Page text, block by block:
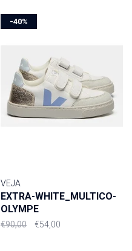
-40%
VEJA
EXTRA-WHITE_MULTICO-
OLYMPE
€90,00 €54,00